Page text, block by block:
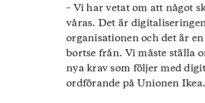
– Vi har vetat om att något
våras. Det är
organisationen och det är
bortse från. Vi måste ställa
nya krav som följer med
ordförande på Unionen Ikea.